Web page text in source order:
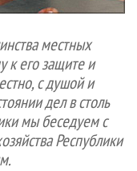
местных
к его защите и
с душой и
дел в столь
мы беседуем с
Республики